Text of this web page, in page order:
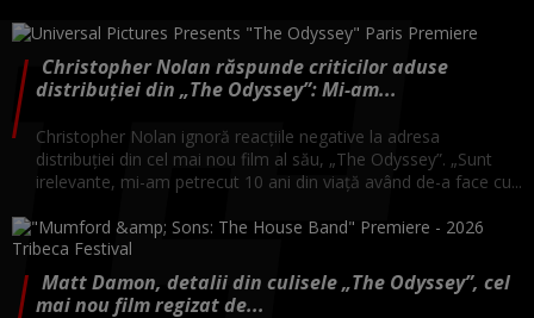
Christopher Nolan răspunde criticilor aduse
distribuției din „The Odyssey”: Mi-am...
Christopher Nolan ignoră reacțiile negative la adresa
distribuției din cel mai nou film al său, „The Odyssey”. „Sunt
irelevante, mi-am petrecut 10 ani din viață având de-a face cu...
Matt Damon, detalii din culisele „The Odyssey”, cel
mai nou film regizat de...